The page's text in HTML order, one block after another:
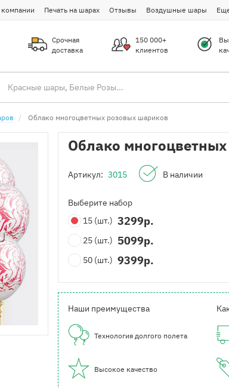
Печать на шарах Отзывы Воздушные шары
Срочная
доставка
150 000+
клиентов
Облако многоцветных розовых шариков
Облако
Артикул: 3015 В наличии
Выберите набор
15 (шт.) 3299р.
25 (шт.) 5099р.
50 (шт.) 9399р.
Наши преимущества
Технология долгого полета
Высокое качество